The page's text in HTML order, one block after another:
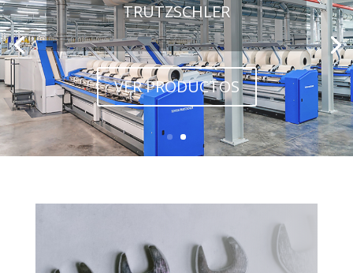
TRUTZSCHLER
VER PRODUCTOS